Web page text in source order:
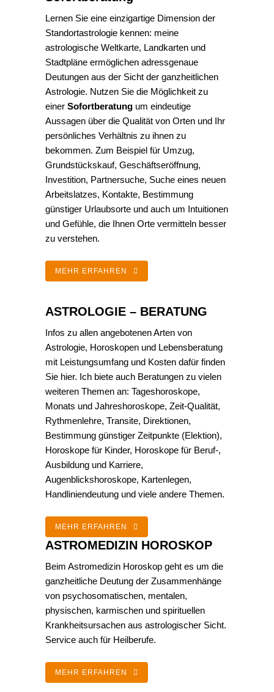
Lernen Sie eine einzigartige Dimension der
Standortastrologie kennen: meine
astrologische Weltkarte, Landkarten und
Stadtpläne ermöglichen adressgenaue
Deutungen aus der Sicht der ganzheitlichen
Astrologie. Nutzen Sie die Möglichkeit zu
einer Sofortberatung um eindeutige
Aussagen über die Qualität von Orten und Ihr
persönliches Verhältnis zu ihnen zu
bekommen. Zum Beispiel für Umzug,
Grundstückskauf, Geschäftseröffnung,
Investition, Partnersuche, Suche eines neuen
Arbeitslatzes, Kontakte, Bestimmung
günstiger Urlaubsorte und auch um Intuitionen
und Gefühle, die Ihnen Orte vermitteln besser
zu verstehen.
MEHR ERFAHREN
ASTROLOGIE – BERATUNG
Infos zu allen angebotenen Arten von
Astrologie, Horoskopen und Lebensberatung
mit Leistungsumfang und Kosten dafür finden
Sie hier. Ich biete auch Beratungen zu vielen
weiteren Themen an: Tageshoroskope,
Monats und Jahreshoroskope, Zeit-Qualität,
Rythmenlehre, Transite, Direktionen,
Bestimmung günstiger Zeitpunkte (Elektion),
Horoskope für Kinder, Horoskope für Beruf-,
Ausbildung und Karriere,
Augenblickshoroskope, Kartenlegen,
Handliniendeutung und viele andere Themen.
MEHR ERFAHREN
ASTROMEDIZIN HOROSKOP
Beim Astromedizin Horoskop geht es um die
ganzheitliche Deutung der Zusammenhänge
von psychosomatischen, mentalen,
physischen, karmischen und spirituellen
Krankheitsursachen aus astrologischer Sicht.
Service auch für Heilberufe.
MEHR ERFAHREN